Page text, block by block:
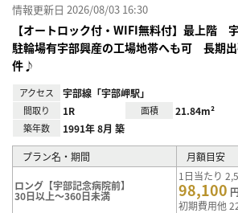
情報更新日 2026/08/03 16:30
【オートロック付・WIFI無料付】最上階
駐輪場有宇部興産の工場地帯へも可 長期
件♪
アクセス 宇部線「宇部岬駅」
間取り 1R 面積 21.84m²
築年数 1991年 8月 築
プラン名・期間 月額目安
ロング【宇部記念病院前】
30日以上～360日未満
1日当たり
98,100
初期費用他